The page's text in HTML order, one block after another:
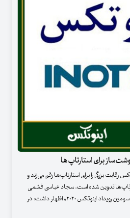
برای استارتاپ‌ها
گفت: اینوتکس رقابت بزرگی را برای استارتاپ‌ها رقم می‌زند و
تدوین شده است. سجاد عباسی فشمی
روز یکشنبه در نشست خبری «سومین رویداد اینوتکس ۲۰۲۰» اظهار داشت: در